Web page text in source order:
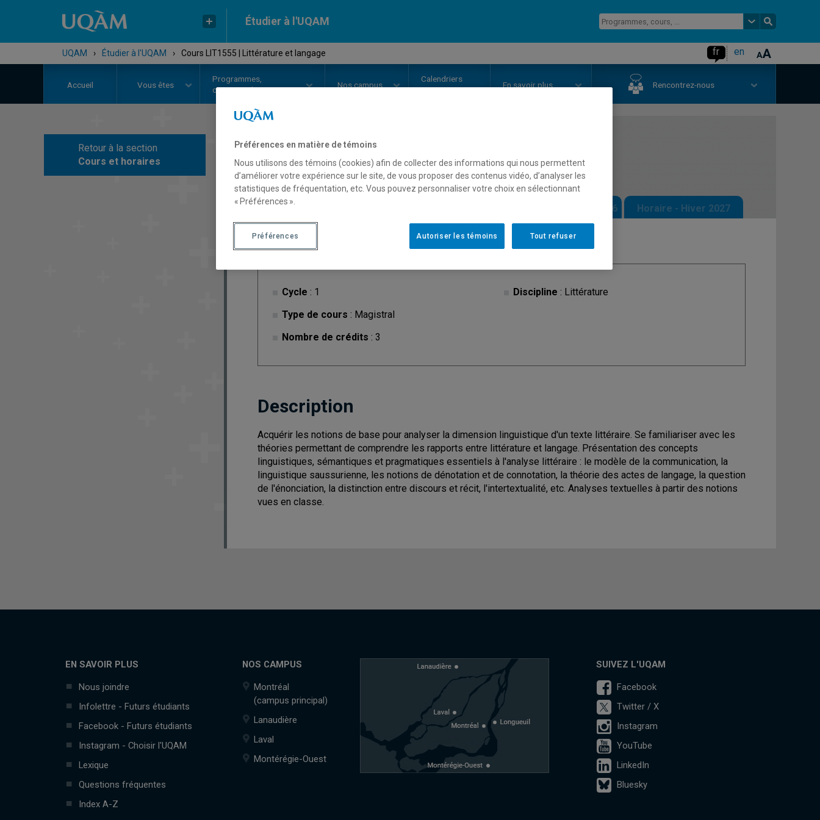
Étudier à l'UQAM
UQAM › Étudier à l'UQAM › Cours LIT1555 | Littérature et langage fr en
Accueil Vous êtes
Programmes,
cours et admission
Nos campus
Calendriers
universitaires
En savoir plus Rencontrez-nous
Retour à la section
Cours et horaires
COURS// LIT1555-Littérature et langage
Description Horaire - Automne 2026 Horaire - Hiver 2027
Cycle : 1
Type de cours : Magistral
Nombre de crédits : 3
Discipline : Littérature
Description
Acquérir les notions de base pour analyser la dimension linguistique d'un texte littéraire. Se familiariser avec les
théories permettant de comprendre les rapports entre littérature et langage. Présentation des concepts
linguistiques, sémantiques et pragmatiques essentiels à l'analyse littéraire : le modèle de la communication, la
linguistique saussurienne, les notions de dénotation et de connotation, la théorie des actes de langage, la question
de l'énonciation, la distinction entre discours et récit, l'intertextualité, etc. Analyses textuelles à partir des notions
vues en classe.
EN SAVOIR PLUS
Nous joindre
Infolettre - Futurs étudiants
Facebook - Futurs étudiants
Instagram - Choisir l'UQAM
Lexique
Questions fréquentes
Index A-Z
NOS CAMPUS
Montréal
(campus principal)
Lanaudière
Laval
Montérégie-Ouest
SUIVEZ L'UQAM
Facebook
Twitter / X
Instagram
YouTube
LinkedIn
Bluesky
Préférences en matière de témoins
Nous utilisons des témoins (cookies) afin de collecter des informations qui nous permettent
d’améliorer votre expérience sur le site, de vous proposer des contenus vidéo, d’analyser les
statistiques de fréquentation, etc. Vous pouvez personnaliser votre choix en sélectionnant
« Préférences ».
Tout refuser
Autoriser les témoins
Préférences